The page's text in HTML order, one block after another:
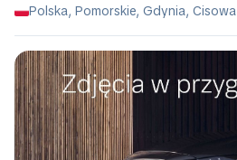
Polska, Pomorskie, Gdynia, Cisowa